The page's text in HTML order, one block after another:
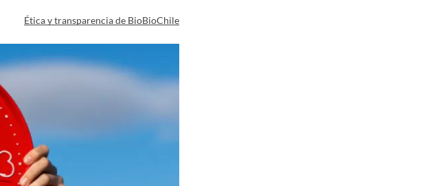
Ética y transparencia de BioBioChile